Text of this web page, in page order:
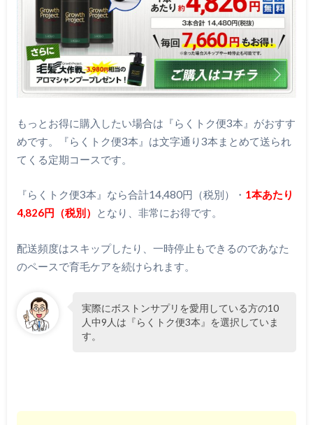
もっとお得に購入したい場合は『らくトク便3本』がおすす
めです。『らくトク便3本』は文字通り3本まとめて送られ
てくる定期コースです。
『らくトク便3本』なら合計14,480円（税別）・ 1本あたり
4,826円（税別）
となり、非常にお得です。
配送頻度はスキップしたり、一時停止もできるのであなた
のペースで育毛ケアを続けられます。
実際にボストンサプリを愛用している方の10
人中9人は『らくトク便3本』を選択していま
す。